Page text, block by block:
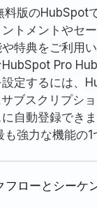
版のHubSpot
トメントやセ
特典をご利用
Pro
定するには、
ブスクリプシ
自動登録でき
強力な機能の1
ローとシーケ